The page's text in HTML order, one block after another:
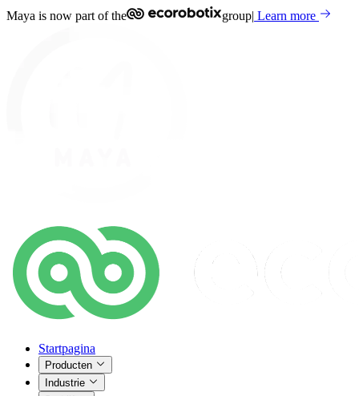
Maya is now part of the group| Learn more
Startpagina
Producten
Industrie